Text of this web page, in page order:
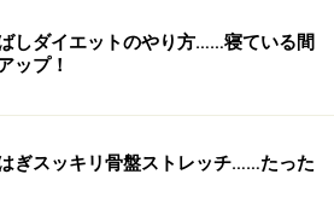
を組む。これを左右、両方で試
るテープなどをはり、その目印の
踏み。
しダイエットのやり方……寝ている間
ップ！
ぎスッキリ骨盤ストレッチ……たった